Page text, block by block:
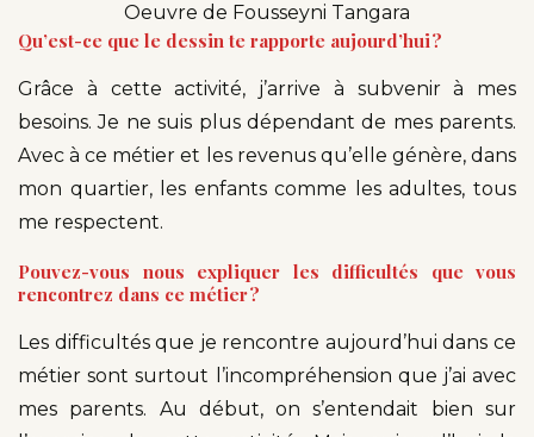
Oeuvre de Fousseyni Tangara
Qu’est-ce que le dessin te rapporte aujourd’hui ?
Grâce à cette activité, j’arrive à subvenir à mes
besoins. Je ne suis plus dépendant de mes parents.
Avec à ce métier et les revenus qu’elle génère, dans
mon quartier, les enfants comme les adultes, tous
me respectent.
Pouvez-vous nous expliquer les difficultés que vous
rencontrez dans ce métier ?
Les difficultés que je rencontre aujourd’hui dans ce
métier sont surtout l’incompréhension que j’ai avec
mes parents. Au début, on s’entendait bien sur